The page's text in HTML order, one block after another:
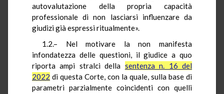
autovalutazione della propria capacità
professionale di non lasciarsi influenzare da
giudizi già espressi ritualmente».
1.2.– Nel motivare la non manifesta
infondatezza delle questioni, il giudice a quo
riporta ampi stralci della sentenza n. 16 del
2022 di questa Corte, con la quale, sulla base di
parametri parzialmente coincidenti con quelli